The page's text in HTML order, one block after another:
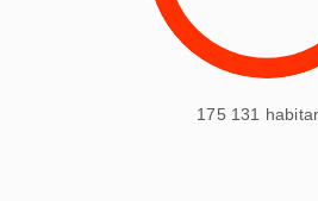
175 131